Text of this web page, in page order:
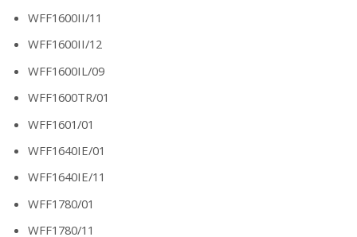
WFF1600II/11
WFF1600II/12
WFF1600IL/09
WFF1600TR/01
WFF1601/01
WFF1640IE/01
WFF1640IE/11
WFF1780/01
WFF1780/11